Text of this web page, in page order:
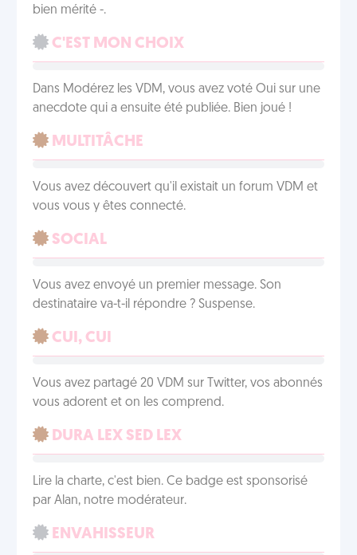
bien mérité -.
C'EST MON CHOIX
Dans Modérez les VDM, vous avez voté Oui sur une
anecdote qui a ensuite été publiée. Bien joué !
MULTITÂCHE
Vous avez découvert qu'il existait un forum VDM et
vous vous y êtes connecté.
SOCIAL
Vous avez envoyé un premier message. Son
destinataire va-t-il répondre ? Suspense.
CUI, CUI
Vous avez partagé 20 VDM sur Twitter, vos abonnés
vous adorent et on les comprend.
DURA LEX SED LEX
Lire la charte, c'est bien. Ce badge est sponsorisé
par Alan, notre modérateur.
ENVAHISSEUR